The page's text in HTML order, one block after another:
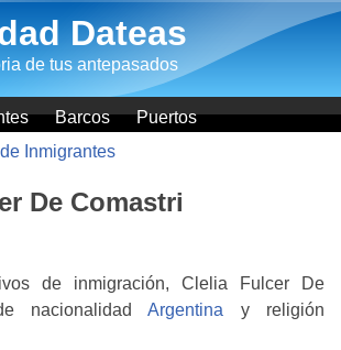
Dateas
de tus antepasados
Barcos
Puertos
Inmigrantes
De Comastri
de inmigración, Clelia Fulcer De
nacionalidadArgentina y religión